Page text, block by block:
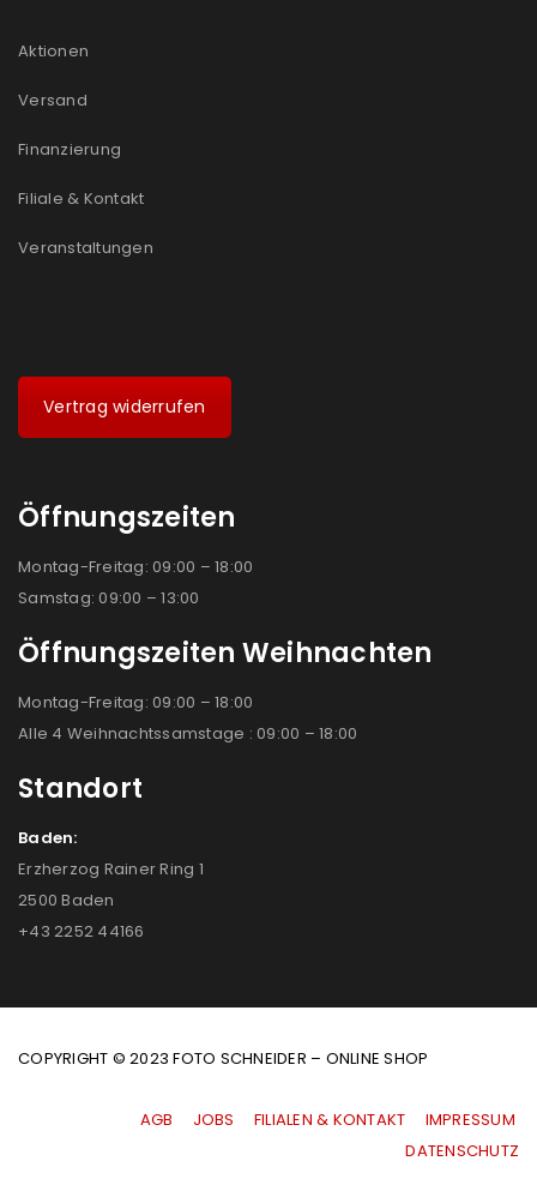
Aktionen
Versand
Finanzierung
Filiale & Kontakt
Veranstaltungen
Vertrag widerrufen
Öffnungszeiten
Montag-Freitag: 09:00 – 18:00
Samstag: 09:00 – 13:00
Öffnungszeiten Weihnachten
Montag-Freitag: 09:00 – 18:00
Alle 4 Weihnachtssamstage : 09:00 – 18:00
Standort
Baden:
Erzherzog Rainer Ring 1
2500 Baden
+43 2252 44166
COPYRIGHT © 2023 FOTO SCHNEIDER – ONLINE SHOP
AGB JOBS FILIALEN & KONTAKT
IMPRESSUM
|DATENSCHUTZ